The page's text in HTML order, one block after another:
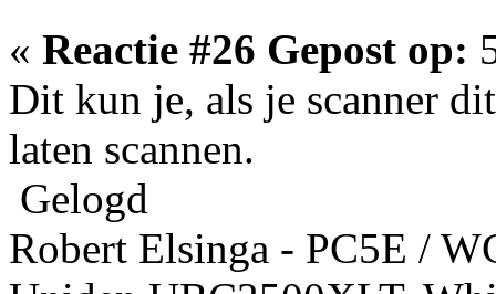
« Reactie #26 Gepost op:
Dit kun je, als je scanner
laten scannen.
Gelogd
Robert Elsinga - PC5E /